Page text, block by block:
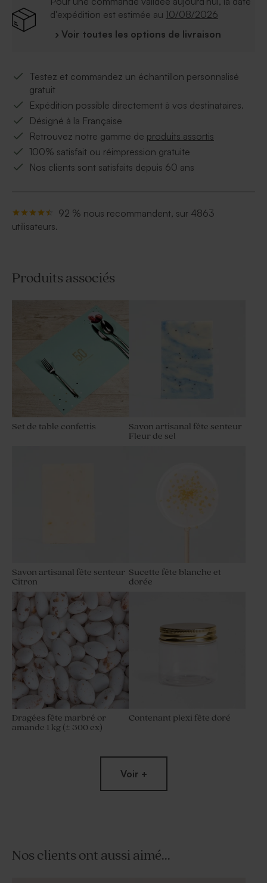
d'expédition est estimée au 10/08/2026
› Voir toutes les options de livraison
Testez et commandez un échantillon personnalisé
gratuit
Expédition possible directement à vos destinataires.
Désigné à la Française
Retrouvez notre gamme de produits assortis
100% satisfait ou réimpression gratuite
Nos clients sont satisfaits depuis 60 ans
92 % nous recommandent, sur 4863
utilisateurs.
Produits associés
Set de table confettis
Savon artisanal fête senteur
Fleur de sel
Savon artisanal fête senteur
Citron
Sucette fête blanche et
dorée
Dragées fête marbré or
amande 1 kg (± 300 ex)
Contenant plexi fête doré
Voir +
Nos clients ont aussi aimé...